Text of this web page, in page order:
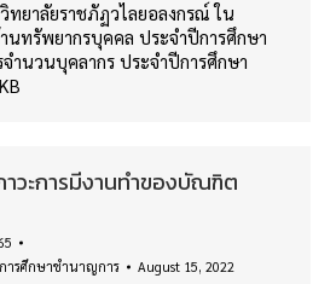
ทยาลัยราชภัฏวไลยอลงกรณ์ ใน
ทรัพยากรบุคคล ประจำปีการศึกษา
ำนวนบุคลากร ประจำปีการศึกษา
วะการมีงานทำของบัณฑิต
ารศึกษาชำนาญการ August 15, 2022